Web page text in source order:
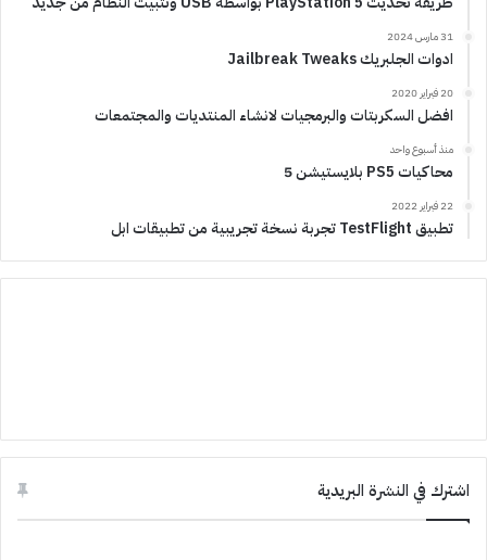
31 مارس 2024
ادوات الجلبريك Jailbreak Tweaks
20 فبراير 2020
افضل السكربتات والبرمجيات لانشاء المنتديات والمجتمعات
منذ أسبوع واحد
محاكيات PS5 بلايستيشن 5
22 فبراير 2022
تطبيق TestFlight تجربة نسخة تجريبية من تطبيقات ابل
اشترك في النشرة البريدية